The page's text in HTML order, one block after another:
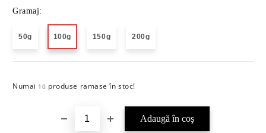
Gramaj:
50g 100g 150g 200g
Numai 10 produse ramase în stoc!